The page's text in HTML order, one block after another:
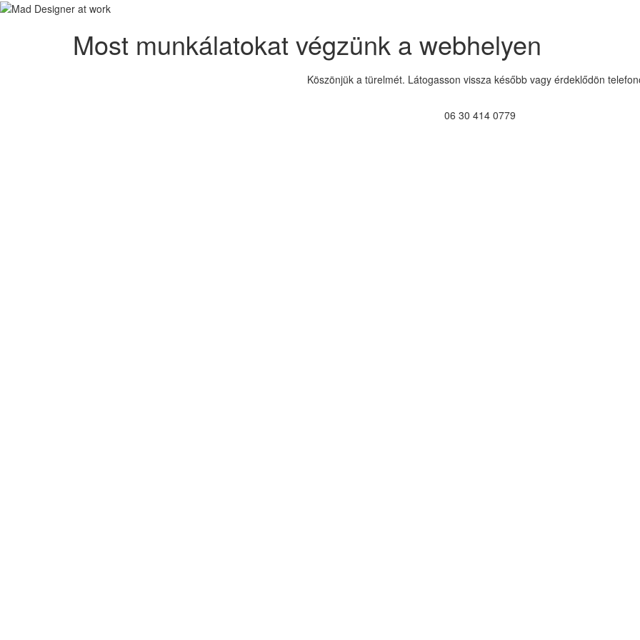
Most munkálatokat végzünk a webhelyen
Köszönjük a türelmét. Látogasson vissza később vagy érdeklődön
06 30 414 0779